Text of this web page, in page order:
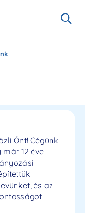
Önt! Cégünk
12 éve
és az